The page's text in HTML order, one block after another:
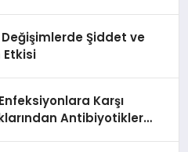
Şiddet ve
Etkisi
Karşı
Antibiyotikler